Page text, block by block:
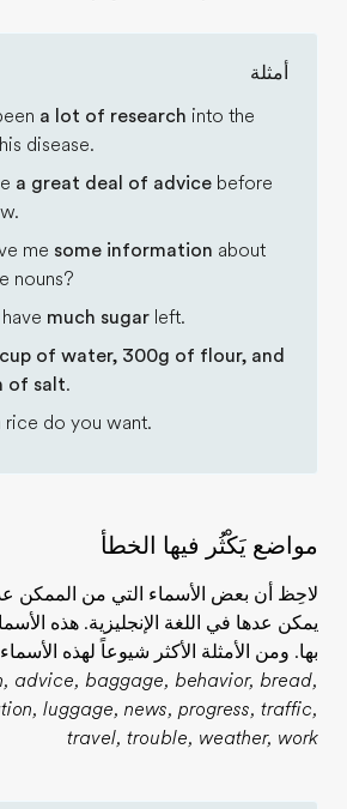
أمثلة
a lot of research into the
disease.
a great deal of advice before
me some information about
nouns?
much sugar left.
cup of water, 300g of flour, and
of salt.
rice do you want.
مواضع يَكْثُر فيها الخطأ
لاحِظ أن بعض الأسماء التي من الممكن
يمكن عدها في اللغة الإنجليزية. هذه
بها. ومن الأمثلة الأكثر شيوعاً لهذه
advice, baggage, behavior, bread,
luggage, news, progress, traffic,
travel, trouble, weather, work